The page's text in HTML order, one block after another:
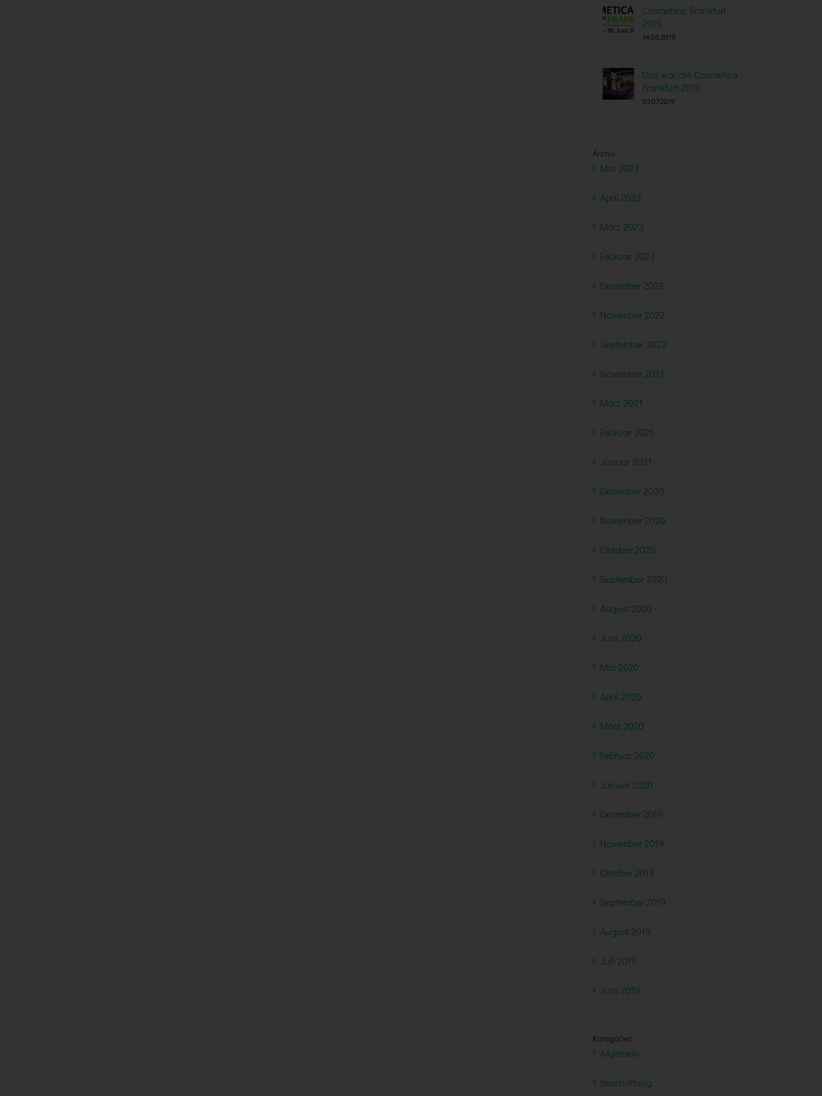
Cosmetica Frankfurt
2019
14.06.2019
Das war die Cosmetica
Frankfurt 2019
03.07.2019
Archiv
Mai 2023
April 2023
März 2023
Februar 2023
Dezember 2022
November 2022
September 2022
November 2021
März 2021
Februar 2021
Januar 2021
Dezember 2020
November 2020
Oktober 2020
September 2020
August 2020
Juni 2020
Mai 2020
April 2020
März 2020
Februar 2020
Januar 2020
Dezember 2019
November 2019
Oktober 2019
September 2019
August 2019
Juli 2019
Juni 2019
Kategorien
Allgemein
Beschriftung